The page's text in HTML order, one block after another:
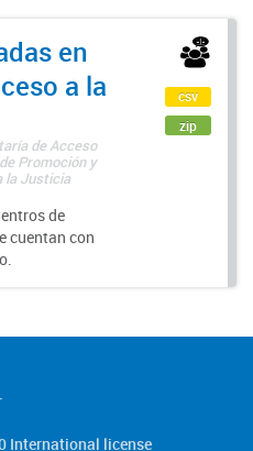
en
a la
de Acceso
Promoción y
la Justicia
de
cuentan con
csv
zip
International license